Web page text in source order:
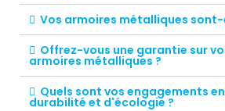
Vos armoires métalliques sont-
Offrez-vous une garantie sur
armoires métalliques ?
Quels sont vos engagements
durabilité et d'écologie ?